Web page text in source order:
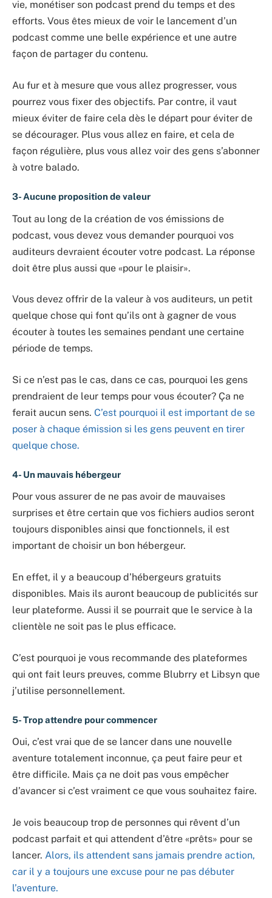
vie, monétiser son podcast prend du temps et des
efforts. Vous êtes mieux de voir le lancement d’un
podcast comme une belle expérience et une autre
façon de partager du contenu.
Au fur et à mesure que vous allez progresser, vous
pourrez vous fixer des objectifs. Par contre, il vaut
mieux éviter de faire cela dès le départ pour éviter de
se décourager. Plus vous allez en faire, et cela de
façon régulière, plus vous allez voir des gens s’abonner
à votre balado.
3- Aucune proposition de valeur
Tout au long de la création de vos émissions de
podcast, vous devez vous demander pourquoi vos
auditeurs devraient écouter votre podcast. La réponse
doit être plus aussi que «pour le plaisir».
Vous devez offrir de la valeur à vos auditeurs, un petit
quelque chose qui font qu’ils ont à gagner de vous
écouter à toutes les semaines pendant une certaine
période de temps.
Si ce n’est pas le cas, dans ce cas, pourquoi les gens
prendraient de leur temps pour vous écouter? Ça ne
ferait aucun sens. C’est pourquoi il est important de se
poser à chaque émission si les gens peuvent en tirer
quelque chose.
4- Un mauvais hébergeur
Pour vous assurer de ne pas avoir de mauvaises
surprises et être certain que vos fichiers audios seront
toujours disponibles ainsi que fonctionnels, il est
important de choisir un bon hébergeur.
En effet, il y a beaucoup d’hébergeurs gratuits
disponibles. Mais ils auront beaucoup de publicités sur
leur plateforme. Aussi il se pourrait que le service à la
clientèle ne soit pas le plus efficace.
C’est pourquoi je vous recommande des plateformes
qui ont fait leurs preuves, comme Blubrry et Libsyn que
j’utilise personnellement.
5- Trop attendre pour commencer
Oui, c’est vrai que de se lancer dans une nouvelle
aventure totalement inconnue, ça peut faire peur et
être difficile. Mais ça ne doit pas vous empêcher
d’avancer si c’est vraiment ce que vous souhaitez faire.
Je vois beaucoup trop de personnes qui rêvent d’un
podcast parfait et qui attendent d’être «prêts» pour se
lancer. Alors, ils attendent sans jamais prendre action,
car il y a toujours une excuse pour ne pas débuter
l’aventure.